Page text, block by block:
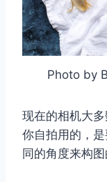
Photo by
现在的相机大
你自拍用的，
同的角度来构图